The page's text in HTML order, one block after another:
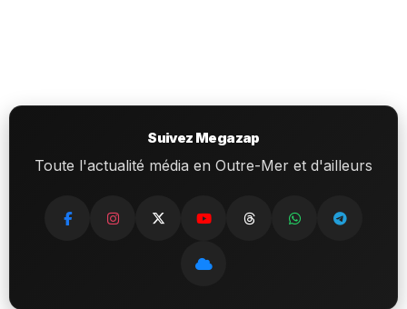
Suivez Megazap
Toute l'actualité média en Outre-Mer et d'ailleurs